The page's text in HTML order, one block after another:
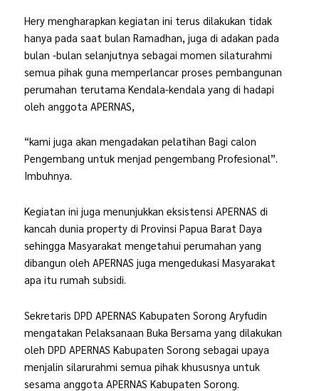
Hery mengharapkan kegiatan ini terus dilakukan tidak
hanya pada saat bulan Ramadhan, juga di adakan pada
bulan -bulan selanjutnya sebagai momen silaturahmi
semua pihak guna memperlancar proses pembangunan
perumahan terutama Kendala-kendala yang di hadapi
oleh anggota APERNAS,
“kami juga akan mengadakan pelatihan Bagi calon
Pengembang untuk menjad pengembang Profesional”.
Imbuhnya.
Kegiatan ini juga menunjukkan eksistensi APERNAS di
kancah dunia property di Provinsi Papua Barat Daya
sehingga Masyarakat mengetahui perumahan yang
dibangun oleh APERNAS juga mengedukasi Masyarakat
apa itu rumah subsidi.
Sekretaris DPD APERNAS Kabupaten Sorong Aryfudin
mengatakan Pelaksanaan Buka Bersama yang dilakukan
oleh DPD APERNAS Kabupaten Sorong sebagai upaya
menjalin silarurahmi semua pihak khususnya untuk
sesama anggota APERNAS Kabupaten Sorong.